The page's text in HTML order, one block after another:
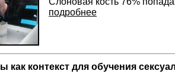
подробнее
как контекст для обучения